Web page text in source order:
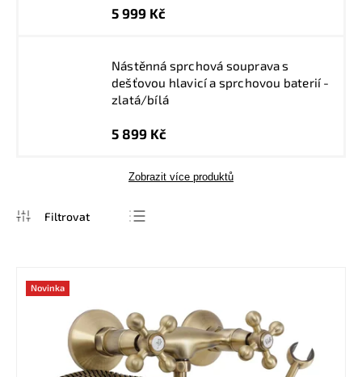
5 999 Kč
Nástěnná sprchová souprava s
dešťovou hlavicí a sprchovou baterií -
zlatá/bílá
5 899 Kč
Zobrazit více produktů
Abecedně
Novinka